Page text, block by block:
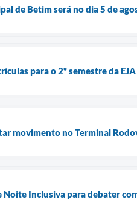
de Betim será no dia 5 de
para o 2º semestre da EJA
movimento no Terminal
Inclusiva para debater